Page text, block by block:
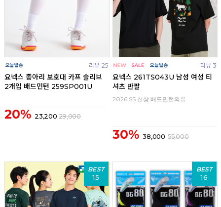
리뷰 25
요넥스 종아리 보호대 카프 슬리브
2개입 배드민턴 259SP001U
20% 23,200 29,000
리뷰 3
요넥스 261TS043U 남성 여성 티
셔츠 반팔
2026 SS 신상 배드민턴의류
30% 38,000 55,000
BEST
15
BEST
16